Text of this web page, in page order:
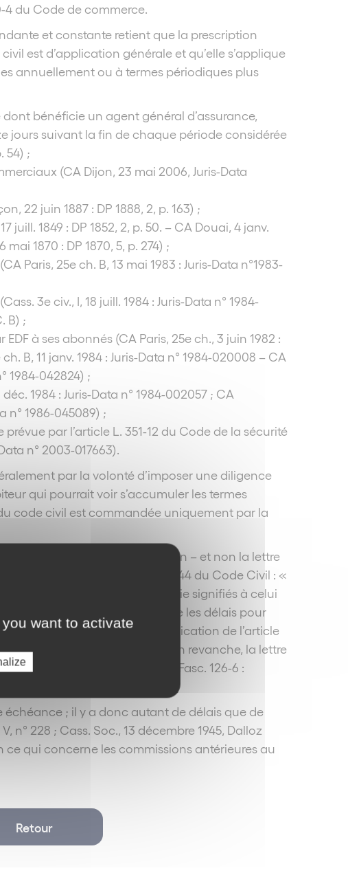
4 du Code de commerce.
et constante retient que la prescription
est d’application générale et qu’elle s’applique
annuellement ou à termes périodiques plus
bénéficie un agent général d’assurance,
jours suivant la fin de chaque période considérée
54) ;
(CA Dijon, 23 mai 2006, Juris-Data
22 juin 1887 : DP 1888, 2, p. 163) ;
juill. 1849 : DP 1852, 2, p. 50. – CA Douai, 4 janv.
mai 1870 : DP 1870, 5, p. 274) ;
Paris, 25e ch. B, 13 mai 1983 : Juris-Data n°1983-
3e civ., I, 18 juill. 1984 : Juris-Data n° 1984-
B) ;
à ses abonnés (CA Paris, 25e ch., 3 juin 1982 :
B, 11 janv. 1984 : Juris-Data n° 1984-020008 – CA
1984-042824) ;
1984 : Juris-Data n° 1984-002057 ; CA
n° 1986-045089) ;
par l’article L. 351-12 du Code de la sécurité
n° 2003-017663).
par la volonté d’imposer une diligence
qui pourrait voir s’accumuler les termes
code civil est commandée uniquement par la
est la date de l’assignation – et non la lettre
En effet, selon l’article 2244 du Code Civil : «
un commandement ou une saisie signifiés à celui
la prescription, ainsi que les délais pour
vaut naturellement pour l’application de l’article
Juris-Data n°1991-023490). En revanche, la lettre
(Juris-classeur, Proc. Civ. Fasc. 126-6 :
; il y a donc autant de délais que de
n° 228 ; Cass. Soc., 13 décembre 1945, Dalloz
ce qui concerne les commissions antérieures au
Retour
want to activate